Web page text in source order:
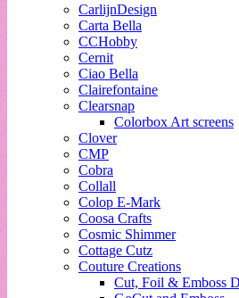
CarlijnDesign
Carta Bella
CCHobby
Cernit
Ciao Bella
Clairefontaine
Clearsnap
Colorbox Art screens
Clover
CMP
Cobra
Collall
Colop E-Mark
Coosa Crafts
Cosmic Shimmer
Cottage Cutz
Couture Creations
Cut, Foil & Emboss